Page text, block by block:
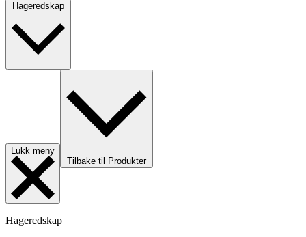
Lukk meny
Tilbake til Produkter
Hageredskap